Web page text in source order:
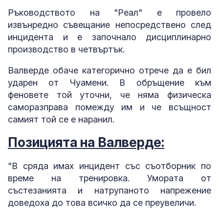
Ръководството на "Реал" е провело
извънредно съвещание непосредствено след
инцидента и е започнало дисциплинарно
производство в четвъртък.
Валверде обаче категорично отрече да е бил
ударен от Чуамени. В обръщение към
феновете той уточни, че няма физическа
саморазправа помежду им и че всъщност
самият той се е наранил.
Позицията на Валверде:
"В сряда имах инцидент със съотборник по
време на тренировка. Умората от
състезанията и натрупаното напрежение
доведоха до това всичко да се преувеличи.